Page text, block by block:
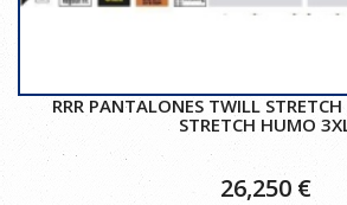
RRR PANTALONES TWILL
STRETCH HUMO
26,250 €